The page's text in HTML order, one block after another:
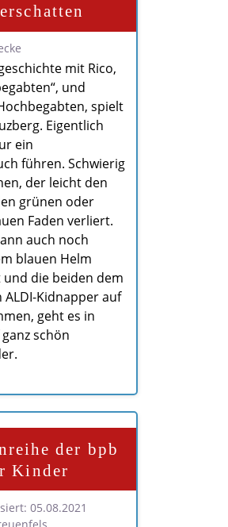
mit Rico,
und
spielt
Eigentlich
ein
führen. Schwierig
der leicht den
grünen oder
Faden verliert.
auch noch
blauen Helm
die beiden dem
Kidnapper auf
geht es in
schön
der bpb
Kinder
05.08.2021